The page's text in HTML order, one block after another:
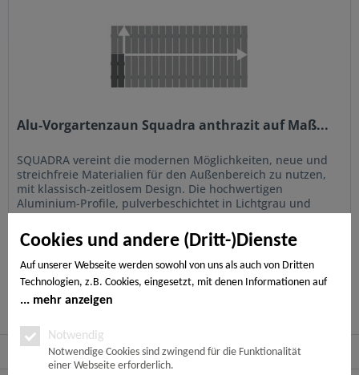
Cookies und andere (Dritt-)Dienste
Auf unserer Webseite werden sowohl von uns als auch von Dritten
Technologien, z.B. Cookies, eingesetzt, mit denen Informationen auf
Ihrem Endgerät gespeichert und/oder von Ihrem Endgerät abgerufen
Notwendige Cookies, Analyse-, Marketing- und Statistik-Cookies. Bei
den notwendigen Cookies handelt es sich um solche, die technisch
notwendig sind, um den von Ihnen gewünschten Dienst
mehr anzeigen
Notwendig
Notwendige Cookies sind zwingend für die Funktionalität
einer Webseite erforderlich.
Alu-Vorgartenzaun Squadra anthrazit auf Maß...
SQUADRA vereint die modernen Möglichkeiten, neue und
streichfreie Materialien für den Außenbereich zu nutzen,
mit klassisch-zeitlosem Design. Die hochwertigen
Aluminium-Profile, pulverbeschichtet in Lichtgrau und
Anthrazit, sind...
Merken
Service Hotline